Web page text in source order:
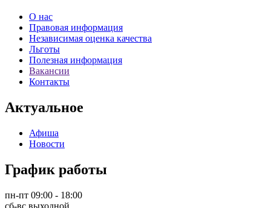
О нас
Правовая информация
Независимая оценка качества
Льготы
Полезная информация
Вакансии
Контакты
Актуальное
Афиша
Новости
График работы
пн-пт 09:00 - 18:00
сб-вс выходной